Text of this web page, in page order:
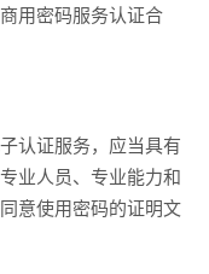
用密码服务认证合
认证服务，应当具有
业人员、专业能力和
意使用密码的证明文